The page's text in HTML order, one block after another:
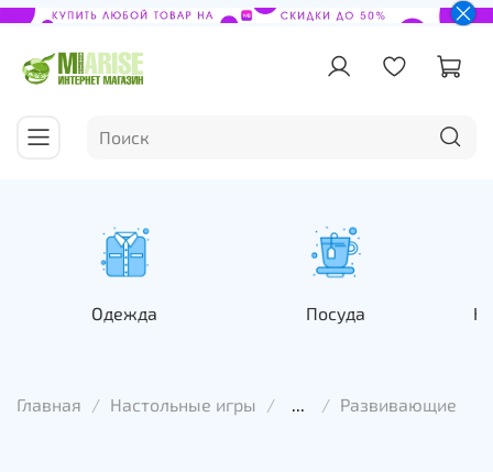
Одежда Посуда
Главная Настольные игры ... Развивающие